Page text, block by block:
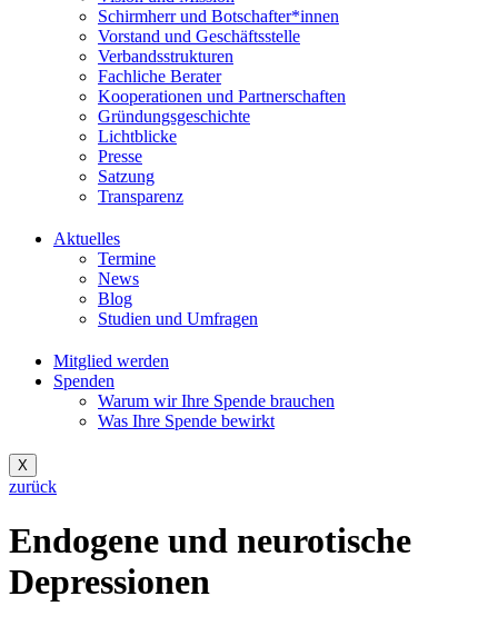
Schirmherr und Botschafter*innen
Vorstand und Geschäftsstelle
Verbandsstrukturen
Fachliche Berater
Kooperationen und Partnerschaften
Gründungsgeschichte
Lichtblicke
Presse
Satzung
Transparenz
Aktuelles
Termine
News
Blog
Studien und Umfragen
Mitglied werden
Spenden
Warum wir Ihre Spende brauchen
Was Ihre Spende bewirkt
X
zurück
Endogene und neurotische
Depressionen